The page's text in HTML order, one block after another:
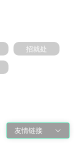
招就处
友情链接